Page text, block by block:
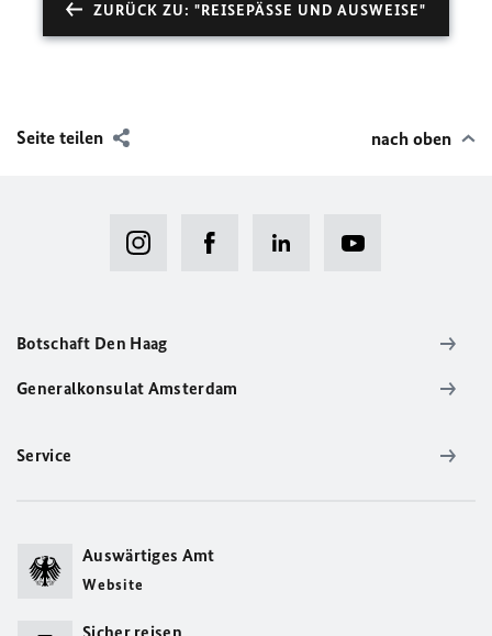
ZURÜCK ZU: "REISEPÄSSE UND AUSWEISE"
Seite teilen nach oben
Botschaft Den Haag
Generalkonsulat Amsterdam
Service
Auswärtiges Amt
Website